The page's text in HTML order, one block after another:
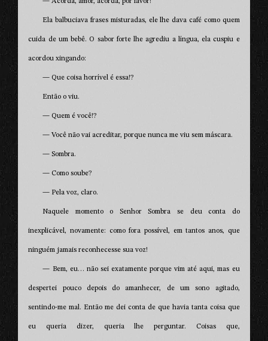
Ela balbuciava frases misturadas, ele lhe dava café como quem
cuida de um bebê. O sabor forte lhe agrediu a língua, ela cuspiu e
acordou xingando:
— Que coisa horrível é essa!?
Então o viu.
— Quem é você!?
— Você não vai acreditar, porque nunca me viu sem máscara.
— Sombra.
— Como soube?
— Pela voz, claro.
Naquele momento o Senhor Sombra se deu conta do
inexplicável, novamente: como fora possível, em tantos anos, que
ninguém jamais reconhecesse sua voz!
— Bem, eu… não sei exatamente porque vim até aqui, mas eu
despertei pouco depois do amanhecer, de um sono agitado,
sentindo-me mal. Então me dei conta de que havia tanta coisa que
eu queria dizer, queria lhe perguntar. Coisas que,